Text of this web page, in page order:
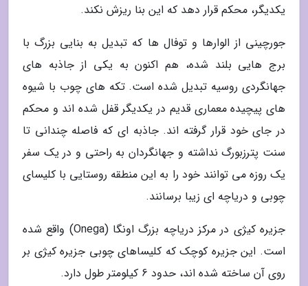
یکدیگر، محکم قرار دهد که این بنا ریزش نکند.
جورچینی از الوارها و توفال ها که تبدیل به بنایی بزرگ با
برج هایی بلند شده، هم اکنون به یکی از جاذبه های
جهانگردی روسیه تبدیل شده است. تکه های چوب با شیوه
های پیچیده معماری قدیم در یکدیگر قفل شده اند و محکم
در جای خود قرار گرفته اند. جاذبه ای که فاصله چندانی تا
سنت پترزبورگ نداشته و جهانگردان به راحتی و در یک سفر
یک روزه می توانند خود را به این منطقه روستایی با کلیسای
چوبی و دریاچه ای زیبا برسانند.
جزیره کیژی در مرکز دریاچه بزرگ اونگا (Onega) واقع شده
است. این جزیره کوچک که کلیساهای چوبی جزیره کیژی بر
روی آن ساخته شده اند، حدود 6 کیلومتر طول دارد.